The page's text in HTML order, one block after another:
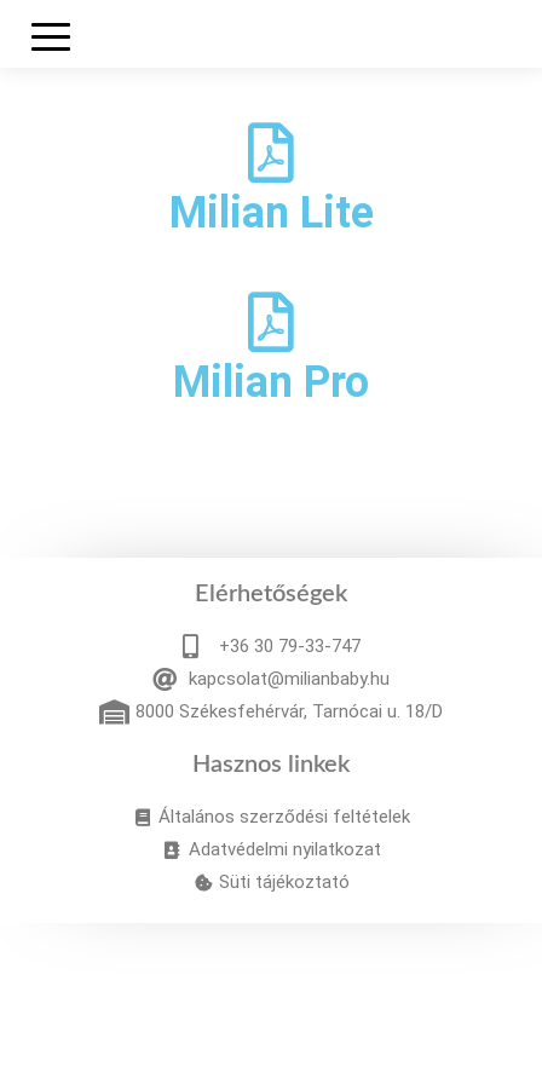
Milian Lite
Milian Pro
Hasznos linkek
Általános szerződési feltételek
Adatvédelmi nyilatkozat
Süti tájékoztató
Elérhetőségek
+36 30 79-33-747
kapcsolat@milianbaby.hu
8000 Székesfehérvár, Tarnócai u. 18/D